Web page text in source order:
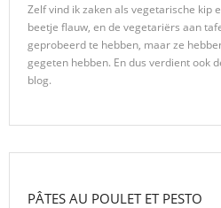
Zelf vind ik zaken als vegetarische kip
beetje flauw, en de vegetariërs aan
geprobeerd te hebben, maar ze
gegeten hebben. En dus verdient ook
blog.
PÂTES AU POULET ET PESTO